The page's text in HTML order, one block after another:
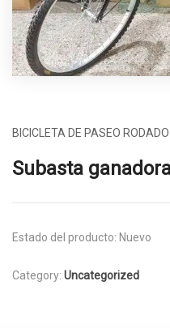
BICICLETA DE PASEO
Subasta
Estado del producto: Nuevo
Category: Uncategorized